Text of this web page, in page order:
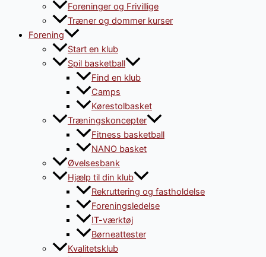
Foreninger og Frivillige
Træner og dommer kurser
Forening
Start en klub
Spil basketball
Find en klub
Camps
Kørestolbasket
Træningskoncepter
Fitness basketball
NANO basket
Øvelsesbank
Hjælp til din klub
Rekruttering og fastholdelse
Foreningsledelse
IT-værktøj
Børneattester
Kvalitetsklub